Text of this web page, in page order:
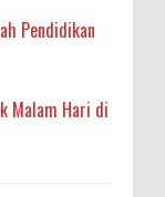
Pendidikan
Malam Hari di